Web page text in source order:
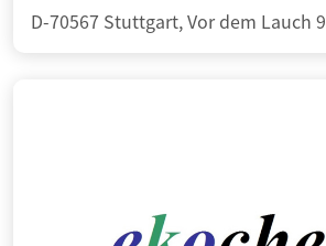
D-70567 Stuttgart, Vor dem Lauch 9